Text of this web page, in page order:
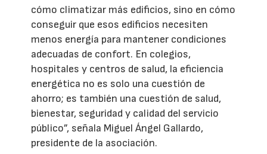
cómo climatizar más edificios, sino en cómo
conseguir que esos edificios necesiten
menos energía para mantener condiciones
adecuadas de confort. En colegios,
hospitales y centros de salud, la eficiencia
energética no es solo una cuestión de
ahorro; es también una cuestión de salud,
bienestar, seguridad y calidad del servicio
público”, señala Miguel Ángel Gallardo,
presidente de la asociación.